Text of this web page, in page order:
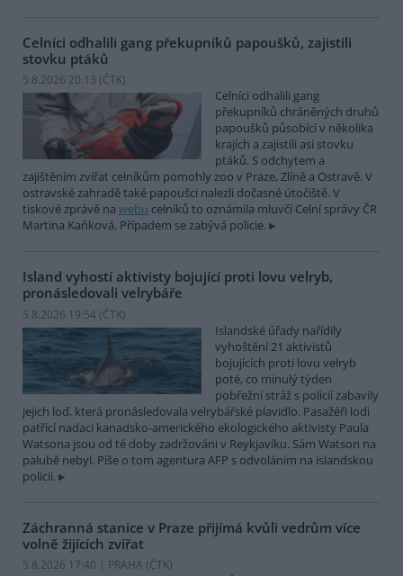
Celníci odhalili gang překupníků papoušků, zajistili
stovku ptáků
5.8.2026 20:13 (ČTK)
Celníci odhalili gang
překupníků chráněných druhů
papoušků působící v několika
krajích a zajistili asi stovku
ptáků. S odchytem a
zajištěním zvířat celníkům pomohly zoo v Praze, Zlíně a Ostravě. V
ostravské zahradě také papoušci nalezli dočasné útočiště. V
tiskové zprávě na webu celníků to oznámila mluvčí Celní správy ČR
Martina Kaňková. Případem se zabývá policie.
Island vyhostí aktivisty bojující proti lovu velryb,
pronásledovali velrybáře
5.8.2026 19:54 (ČTK)
Islandské úřady nařídily
vyhoštění 21 aktivistů
bojujících proti lovu velryb
poté, co minulý týden
pobřežní stráž s policií zabavily
jejich loď, která pronásledovala velrybářské plavidlo. Pasažéři lodi
patřící nadaci kanadsko-amerického ekologického aktivisty Paula
Watsona jsou od té doby zadržováni v Reykjavíku. Sám Watson na
palubě nebyl. Píše o tom agentura AFP s odvoláním na islandskou
policii.
Záchranná stanice v Praze přijímá kvůli vedrům více
volně žijících zvířat
5.8.2026 17:40 | PRAHA (ČTK)